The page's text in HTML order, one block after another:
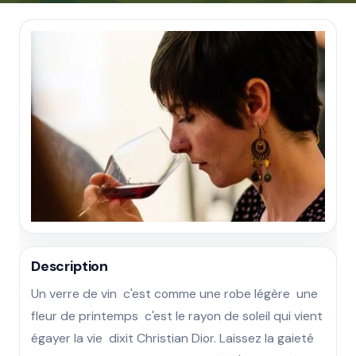
Description
Un verre de vin  c'est comme une robe légère  une
fleur de printemps  c'est le rayon de soleil qui vient
égayer la vie  dixit Christian Dior. Laissez la gaieté